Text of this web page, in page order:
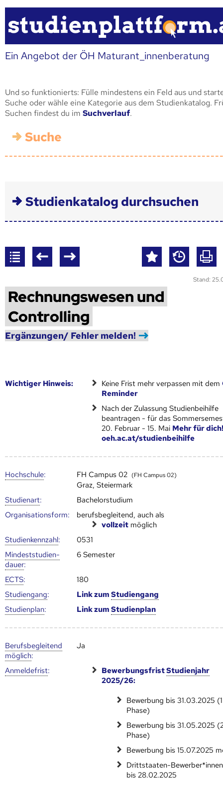
Ein Angebot der ÖH Maturant_innenberatung
Und so funktionierts: Fülle mindestens ein Feld aus und
Suche oder wähle eine Kategorie aus dem Studienkatalog.
Suchen findest du im Suchverlauf.
Suche
Studienkatalog durchsuchen
Stand:
Rechnungswesen und
Controlling
Ergänzungen/ Fehler melden!
Wich­ti­ger Hin­weis: Keine Frist mehr verpassen mit dem
Reminder
Nach der Zulassung Studienbeihilfe
beantragen - für das
20. Februar - 15. Mai Mehr für
oeh.ac.at/studienbeihilfe
Hoch­schule: FH Campus 02 (FH Campus 02)
Graz, Steiermark
Studienart:
Bachelorstudium
Organisationsform:
berufsbegleitend, auch als
vollzeit möglich
Studien­kenn­zahl:
0531
Mindest­studien­
dauer:
6 Semester
ECTS:
180
Studien­gang: Link zumStudien­gang
Studien­plan: Link zumStudien­plan
Berufs­begleitend
möglich:
Ja
Anmelde­frist: BewerbungsfristStudienjahr
2025/26:
Bewerbung bis 31.03.2025
Phase)
Bewerbung bis 31.05.2025
Phase)
Bewerbung bis 15.07.2025
Drittstaaten-
bis 28.02.2025